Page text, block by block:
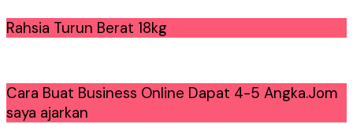
Rahsia Turun Berat 18kg
Cara Buat Business Online Dapat 4-5 Angka.Jom
saya ajarkan